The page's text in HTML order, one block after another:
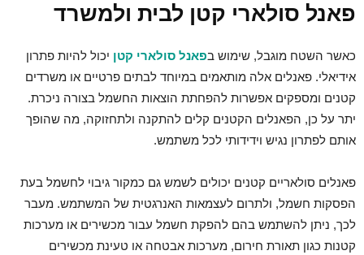
פאנל סולארי קטן לבית ולמשרד
כאשר השטח מוגבל, שימוש בפאנל סולארי קטן יכול להיות פתרון
אידיאלי. פאנלים אלה מותאמים במיוחד לבתים פרטיים או משרדים
קטנים ומספקים אפשרות להפחתת הוצאות החשמל בצורה ניכרת.
יתר על כן, הפאנלים הקטנים קלים להתקנה ולתחזוקה, מה שהופך
אותם לפתרון נגיש וידידותי לכל משתמש.
פאנלים סולאריים קטנים יכולים לשמש גם כמקור גיבוי לחשמל בעת
הפסקות חשמל, ולתרום לעצמאות האנרגטית של המשתמש. מעבר
לכך, ניתן להשתמש בהם להפקת חשמל עבור מכשירים או מערכות
קטנות כגון תאורת חירום, מערכות אבטחה או טעינת מכשירים